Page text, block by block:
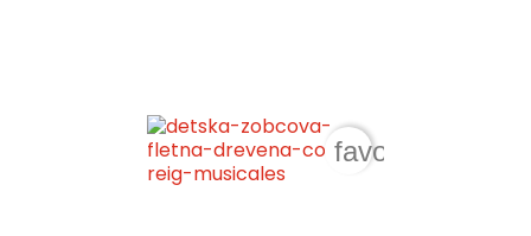
favorite_border